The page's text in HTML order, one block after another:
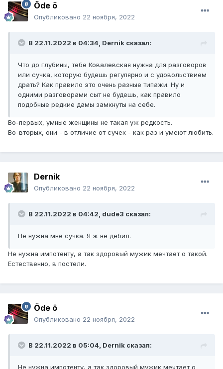
Öde ö
Опубликовано 22 ноября, 2022
В 22.11.2022 в 04:34, Dernik сказал:
Что до глубины, тебе Ковалевская нужна для разговоров
или сучка, которую будешь регулярно и с удовольствием
драть? Как правило это очень разные типажи. Ну и
одними разговорами сыт не будешь, как правило
подобные редкие дамы замкнуты на себе.
Во-первых, умные женщины не такая уж редкость.
Во-вторых, они - в отличие от сучек - как раз и умеют любить.
Dernik
Опубликовано 22 ноября, 2022
В 22.11.2022 в 04:42, dude3 сказал:
Не нужна мне сучка. Я ж не дебил.
Не нужна импотенту, а так здоровый мужик мечтает о такой.
Естественно, в постели.
Öde ö
Опубликовано 22 ноября, 2022
В 22.11.2022 в 05:04, Dernik сказал:
Не нужна импотенту, а так здоровый мужик мечтает о